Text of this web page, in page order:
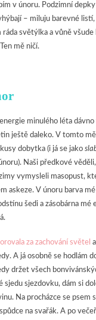
v únoru. Podzimní
– miluju barevné listí,
ráda světýlka a vůně všude
mě ničí.
minulého léta dávno
ještě daleko. V tomto
dobytka (i já se jako
Naši předkové
vymysleli masopust,
askeze. V únoru barva
šedi a zásobárna mé
za zachování světel
A já osobně se hodlám
držet všech
sjedu sjezdovku, dám si
Na procházce se psem
na svařák. A po